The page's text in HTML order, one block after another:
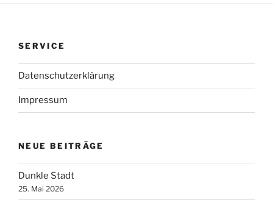
SERVICE
Datenschutzerklärung
Impressum
NEUE BEITRÄGE
Dunkle Stadt
25. Mai 2026